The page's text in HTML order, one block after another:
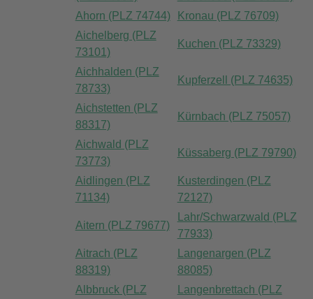
Ahorn (PLZ 74744)
Kronau (PLZ 76709)
Aichelberg (PLZ
73101)
Kuchen (PLZ 73329)
Aichhalden (PLZ
78733)
Kupferzell (PLZ 74635)
Aichstetten (PLZ
88317)
Kürnbach (PLZ 75057)
Aichwald (PLZ
73773)
Küssaberg (PLZ 79790)
Aidlingen (PLZ
71134)
Kusterdingen (PLZ
72127)
Aitern (PLZ 79677)
Lahr/Schwarzwald (PLZ
77933)
Aitrach (PLZ
88319)
Langenargen (PLZ
88085)
Albbruck (PLZ
Langenbrettach (PLZ